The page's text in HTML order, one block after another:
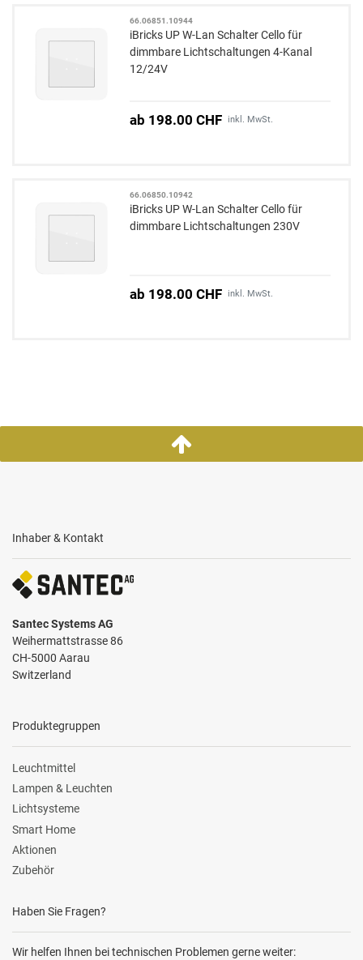
66.06851.10944
iBricks UP W-Lan Schalter Cello für
dimmbare Lichtschaltungen 4-Kanal
12/24V
ab 198.00 CHF inkl. MwSt.
66.06850.10942
iBricks UP W-Lan Schalter Cello für
dimmbare Lichtschaltungen 230V
ab 198.00 CHF inkl. MwSt.
Inhaber & Kontakt
Santec Systems AG
Weihermattstrasse 86
CH-5000 Aarau
Switzerland
Produktegruppen
Leuchtmittel
Lampen & Leuchten
Lichtsysteme
Smart Home
Aktionen
Zubehör
Haben Sie Fragen?
Wir helfen Ihnen bei technischen Problemen gerne weiter: